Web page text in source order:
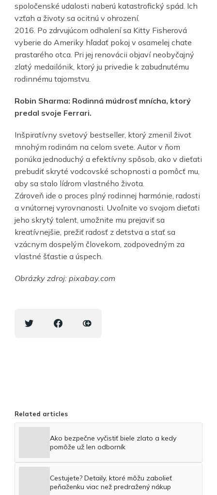
spoločenské udalosti naberú katastrofický spád. Ich
vzťah a životy sa ocitnú v ohrození.
2016. Po zdrvujúcom odhalení sa Kitty Fisherová
vyberie do Ameriky hľadať pokoj v osamelej chate
prastarého otca. Pri jej renovácii objaví neobyčajný
zlatý medailónik, ktorý ju privedie k zabudnutému
rodinnému tajomstvu.
Robin Sharma: Rodinná múdrosť mnícha, ktorý
predal svoje Ferrari.
Inšpiratívny svetový bestseller, ktorý zmenil život
mnohým rodinám na celom svete. Autor v ňom
ponúka jednoduchý a efektívny spôsob, ako v dieťati
prebudiť skryté vodcovské schopnosti a pomôcť mu,
aby sa stalo lídrom vlastného života.
Zároveň ide o proces plný rodinnej harmónie, radosti
a vnútornej vyrovnanosti. Uvoľnite vo svojom dieťati
jeho skrytý talent, umožnite mu prejaviť sa
kreatívnejšie, prežiť radosť z detstva a stať sa
vzácnym dospelým človekom, zodpovedným za
vlastné šťastie a úspech.
Obrázky zdroj: pixabay.com
Related articles
Ako bezpečne vyčistiť biele zlato a kedy
pomôže už len odborník
Cestujete? Detaily, ktoré môžu zabolieť
peňaženku viac než predražený nákup